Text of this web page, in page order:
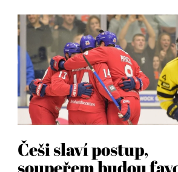
Češi slaví postup,
soupeřem budou